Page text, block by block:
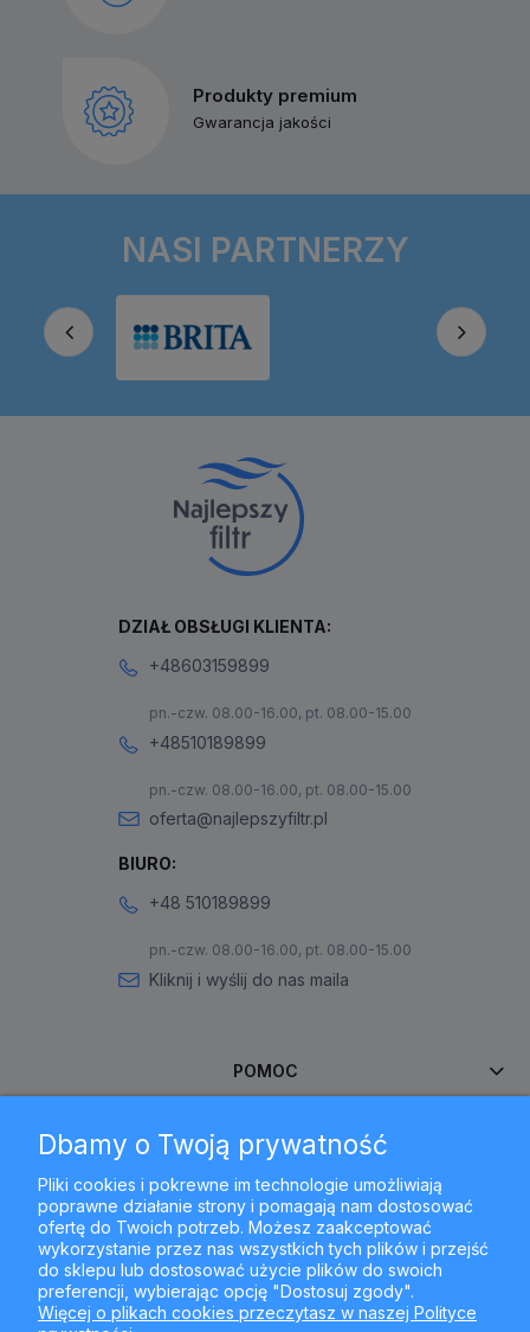
Produkty premium
Gwarancja jakości
NASI PARTNERZY
DZIAŁ OBSŁUGI KLIENTA:
+48603159899
pn.-czw. 08.00-16.00, pt. 08.00-15.00
+48510189899
pn.-czw. 08.00-16.00, pt. 08.00-15.00
oferta@najlepszyfiltr.pl
BIURO:
+48 510189899
pn.-czw. 08.00-16.00, pt. 08.00-15.00
Kliknij i wyślij do nas maila
POMOC
MOJE KONTO
PŁATNOŚCI I DOSTAWA
INFORMACJE
Dbamy o Twoją prywatność
Pliki cookies i pokrewne im technologie umożliwiają
poprawne działanie strony i pomagają nam dostosować
ofertę do Twoich potrzeb. Możesz zaakceptować
wykorzystanie przez nas wszystkich tych plików i przejść
do sklepu lub dostosować użycie plików do swoich
preferencji, wybierając opcję "Dostosuj zgody".
Więcej o plikach cookies przeczytasz w naszej Polityce